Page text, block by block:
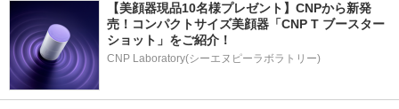
【美顔器現品10名様プレゼント】CNPから新発
売！コンパクトサイズ美顔器「CNP T ブースター
ショット」をご紹介！
CNP Laboratory(シーエヌピーラボラトリー)